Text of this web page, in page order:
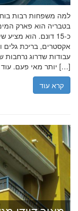
למה משפחות רבות
בטבריה הוא פארק
כ-15 דונם. הוא
עבודות שדרוג נרחבות
יותר מאי פעם. עוד […]
קרא עוד